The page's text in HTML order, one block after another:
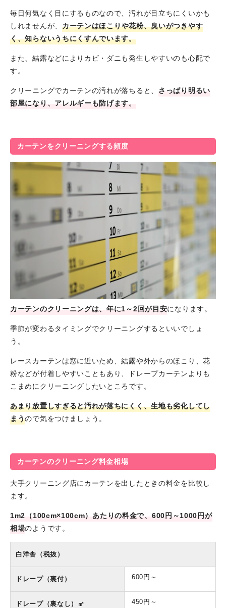
毎日何気なく目にするものなので、汚れが目立ちにくいかも
しれませんが、 カーテンはほこりや花粉、臭いがつきやす
く、知らないうちにくすんでいます。
また、結露などによりカビ・ダニも発生しやすいのも心配で
す。
クリーニングでカーテンの汚れが落ちると、 さっぱり明るい
部屋になり、アレルギーも防げます。
カーテンをクリーニングする頻度
カーテンのクリーニングは、年に1～2回が目安になります。
季節が変わるタイミングでクリーニングするといいでしょ
う。
レースカーテンは窓に近いため、結露や外からのほこり、花
粉などが付着しやすいこともあり、ドレープカーテンよりも
こまめにクリーニングしたいところです。
あまり放置しすぎると汚れが落ちにくく、生地も劣化してし
まうので気をつけましょう。
カーテンのクリーニング料金相場
大手クリーニング店にカーテンを出したときの料金を比較し
ます。
1m2（100cm×100cm）あたりの料金で、600円～1000円が
相場のようです。
白洋舎（税抜）
ドレープ（裏付） 600円～
ドレープ（裏なし）㎡ 450円～